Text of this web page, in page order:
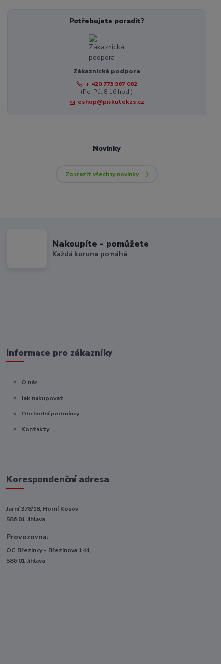
Potřebujete poradit?
Zákaznická podpora
+ 420 773 967 062
(Po-Pá, 8-16 hod.)
eshop@piskutekzs.cz
Novinky
Zobrazit všechny novinky
Nakoupíte - pomůžete
Každá koruna pomáhá
Informace pro zákazníky
O nás
Jak nakupovat
Obchodní podmínky
Kontakty
Korespondenční adresa
Jarní 378/18, Horní Kosov
586 01 Jihlava
Provozovna:
OC Březinky - Březinova 144,
586 01 Jihlava